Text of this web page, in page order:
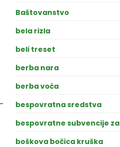
Baštovanstvo
bela rizla
beli treset
berba nara
berba voća
bespovratna sredstva
bespovratne subvencije
boškova bočica kruška